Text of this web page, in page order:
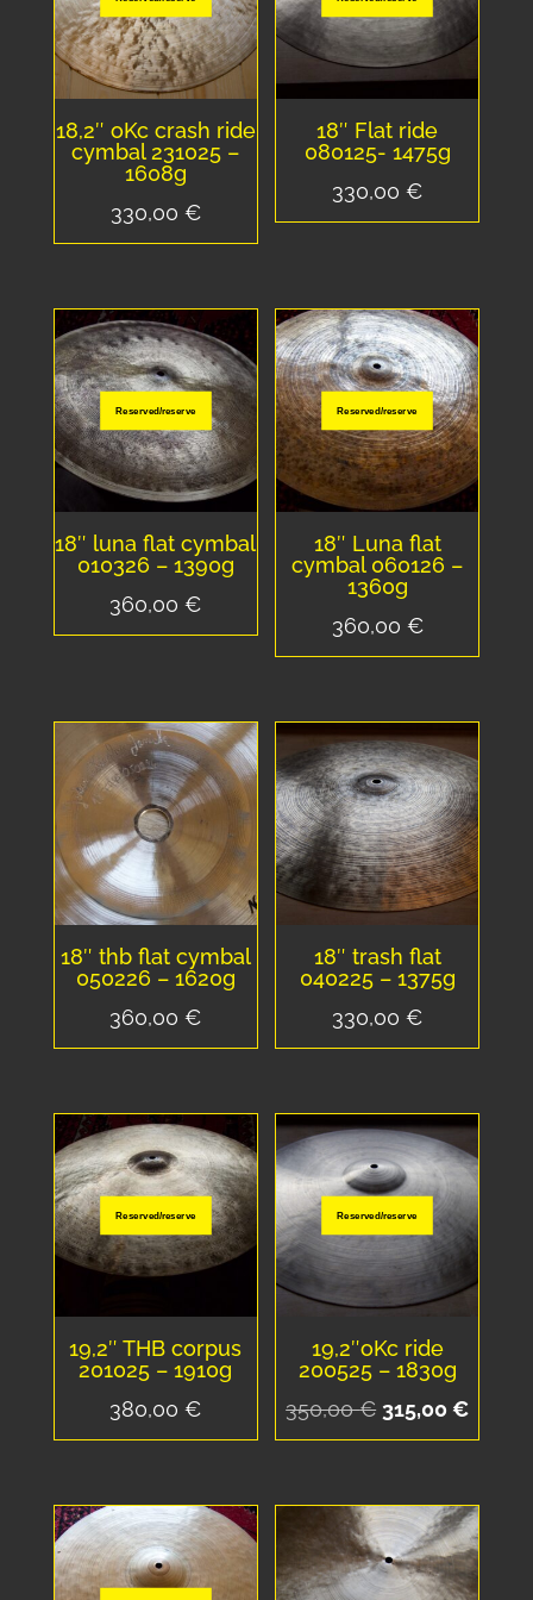
18,2″ oKc crash ride
cymbal 231025 –
1608g
330,00 €
18″ Flat ride
080125- 1475g
330,00€
Reserved/reserve
18″ luna flat cymbal
010326 – 1390g
360,00€
Reserved/reserve
18″ Luna flat
cymbal 060126 –
1360g
360,00 €
18″ thb flat cymbal
050226 – 1620g
360,00€
18″ trash flat
040225 – 1375g
330,00€
Reserved/reserve
19,2″ THB corpus
201025 – 1910g
380,00€
Reserved/reserve
19,2″oKc ride
200525 – 1830g
350,00€ Le
prix
était :
350,00 €.
315,00 €Le
prix
est :